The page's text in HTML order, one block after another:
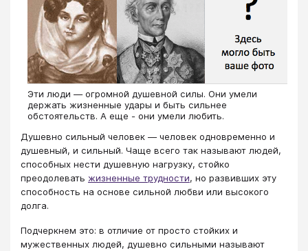
Эти люди — огромной душевной силы. Они умели
держать жизненные удары и быть сильнее
обстоятельств. А еще - они умели любить.
Душевно сильный человек — человек одновременно и
душевный, и сильный. Чаще всего так называют людей,
способных нести душевную нагрузку, стойко
преодолевать жизненные трудности, но развивших эту
способность на основе сильной любви или высокого
долга.
Подчеркнем это: в отличие от просто стойких и
мужественных людей, душевно сильными называют